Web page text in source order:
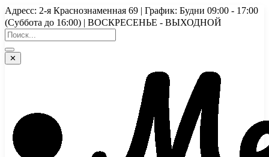
Перейти
к
содержимому
Адресс: 2-я Краснознаменная 69 | График: Будни 09:00 - 17:00
(Суббота до 16:00) | ВОСКРЕСЕНЬЕ - ВЫХОДНОЙ
✕